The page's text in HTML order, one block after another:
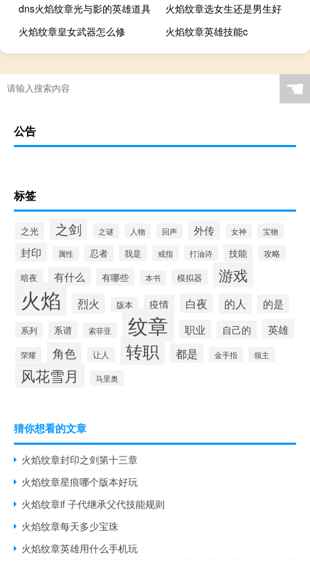
dns火焰纹章光与影的英雄道具
火焰纹章选女生还是男生好
火焰纹章皇女武器怎么修
火焰纹章英雄技能c
☚
公告
标签
之光 之剑 之谜 人物 回声 外传 女神 宝物
封印 属性 忍者 我是 戒指 打油诗 技能 攻略
暗夜 有什么 有哪些 本书 模拟器 游戏
火焰 烈火 版本 疫情 白夜 的人 的是
系列 系谱 索菲亚 纹章 职业 自己的 英雄
荣耀 角色 让人 转职 都是 金手指 领主
风花雪月 马里奥
猜你想看的文章
火焰纹章封印之剑第十三章
火焰纹章星痕哪个版本好玩
火焰纹章if 子代继承父代技能规则
火焰纹章每天多少宝珠
火焰纹章英雄用什么手机玩